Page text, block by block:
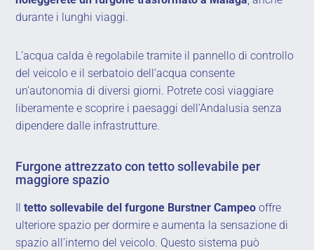
durante i lunghi viaggi.
L’acqua calda è regolabile tramite il pannello di controllo
del veicolo e il serbatoio dell’acqua consente
un’autonomia di diversi giorni. Potrete così viaggiare
liberamente e scoprire i paesaggi dell’Andalusia senza
dipendere dalle infrastrutture.
Furgone attrezzato con tetto sollevabile per
maggiore spazio
Iltetto sollevabile del furgone Burstner Campeo offre
ulteriore spazio per dormire e aumenta la sensazione di
spazio all’interno del veicolo. Questo sistema può